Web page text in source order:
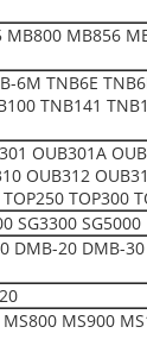
MB856
TNB6E
TNB141
OUB301A
OUB312
TOP300
SG3300 SG5000
DMB-20
MS900